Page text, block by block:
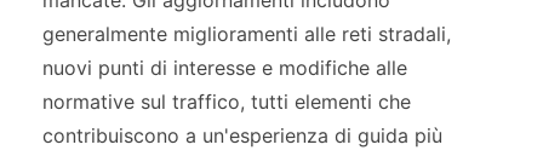
generalmente miglioramenti alle reti stradali,
nuovi punti di interesse e modifiche alle
normative sul traffico, tutti elementi che
contribuiscono a un'esperienza di guida più